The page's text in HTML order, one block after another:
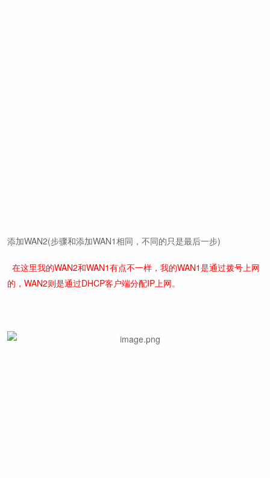
添加WAN2(步骤和添加WAN1相同，不同的只是最后一步)
在这里我的WAN2和WAN1有点不一样，我的WAN1是通过拨号上网
的，WAN2则是通过DHCP客户端分配IP上网。